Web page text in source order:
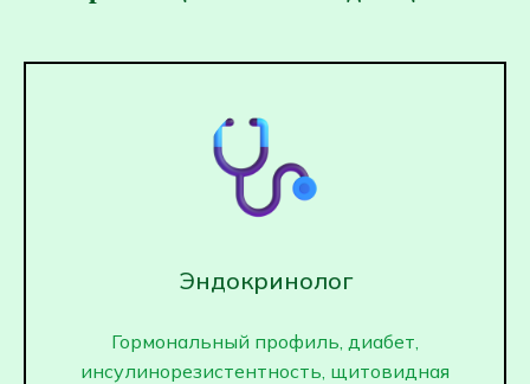
Эндокринолог
Гормональный профиль, диабет,
инсулинорезистентность, щитовидная